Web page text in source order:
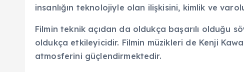
insanlığın teknolojiyle olan ilişkisini, kimlik ve
Filmin teknik açıdan da oldukça başarılı olduğu
oldukça etkileyicidir. Filmin müzikleri de Kenji
atmosferini güçlendirmektedir.